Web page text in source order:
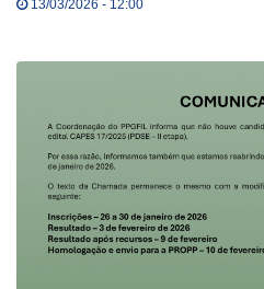
13/03/2026 - 12:00